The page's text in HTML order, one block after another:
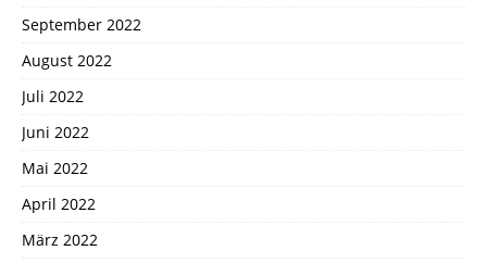
September 2022
August 2022
Juli 2022
Juni 2022
Mai 2022
April 2022
März 2022